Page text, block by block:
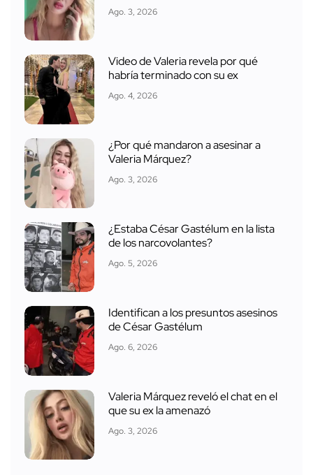
Ago. 3, 2026
Video de Valeria revela por qué
habría terminado con su ex
Ago. 4, 2026
¿Por qué mandaron a asesinar a
Valeria Márquez?
Ago. 3, 2026
¿Estaba César Gastélum en la lista
de los narcovolantes?
Ago. 5, 2026
Identifican a los presuntos asesinos
de César Gastélum
Ago. 6, 2026
Valeria Márquez reveló el chat en el
que su ex la amenazó
Ago. 3, 2026